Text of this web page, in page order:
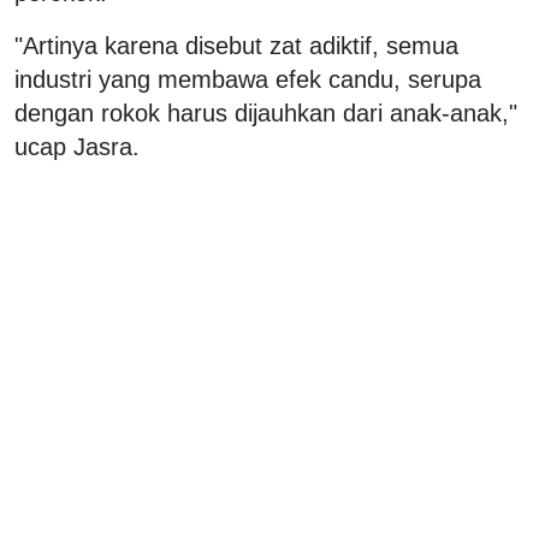
"Artinya karena disebut zat adiktif, semua
industri yang membawa efek candu, serupa
dengan rokok harus dijauhkan dari anak-anak,"
ucap Jasra.